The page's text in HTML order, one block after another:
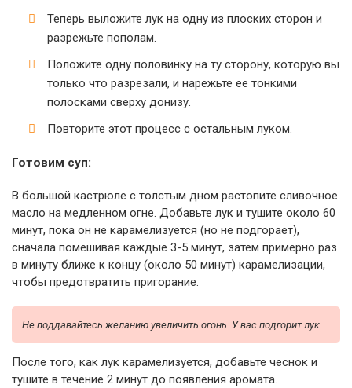
Теперь выложите лук на одну из плоских сторон и
разрежьте пополам.
Положите одну половинку на ту сторону, которую вы
только что разрезали, и нарежьте ее тонкими
полосками сверху донизу.
Повторите этот процесс с остальным луком.
Готовим суп:
В большой кастрюле с толстым дном растопите сливочное
масло на медленном огне. Добавьте лук и тушите около 60
минут, пока он не карамелизуется (но не подгорает),
сначала помешивая каждые 3-5 минут, затем примерно раз
в минуту ближе к концу (около 50 минут) карамелизации,
чтобы предотвратить пригорание.
Не поддавайтесь желанию увеличить огонь. У вас подгорит лук.
После того, как лук карамелизуется, добавьте чеснок и
тушите в течение 2 минут до появления аромата.